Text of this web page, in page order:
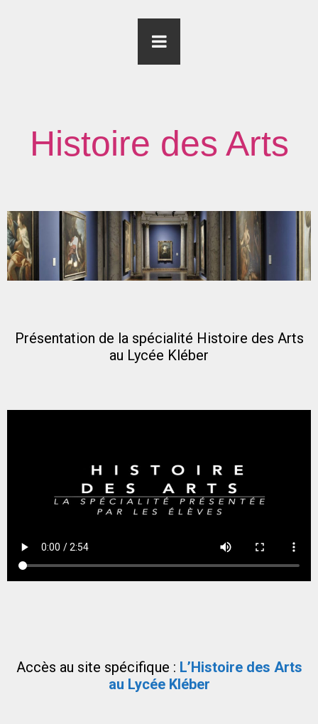
Histoire des Arts
Présentation de la spécialité Histoire des Arts
au Lycée Kléber
Accès au site spécifique : L’Histoire des Arts
au Lycée Kléber